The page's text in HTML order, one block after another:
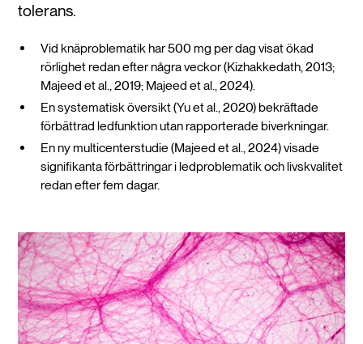
tolerans.
Vid knäproblematik har 500 mg per dag visat ökad
rörlighet redan efter några veckor (Kizhakkedath, 2013;
Majeed et al., 2019; Majeed et al., 2024).
En systematisk översikt (Yu et al., 2020) bekräftade
förbättrad ledfunktion utan rapporterade biverkningar.
En ny multicenterstudie (Majeed et al., 2024) visade
signifikanta förbättringar i ledproblematik och livskvalitet
redan efter fem dagar.